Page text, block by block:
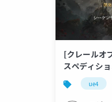
[クレールオ
スペディシ
ーテム]シー
て”を作る
ue4